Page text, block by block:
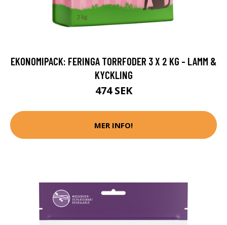
EKONOMIPACK: FERINGA TORRFODER 3 X 2 KG - LAMM &
KYCKLING
474 SEK
MER INFO!